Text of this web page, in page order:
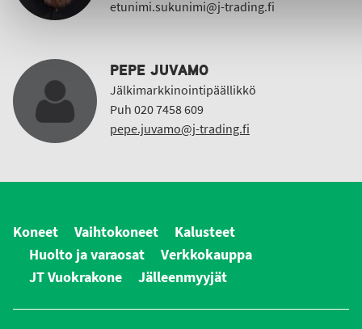
etunimi.sukunimi@j-trading.fi
PEPE JUVAMO
Jälkimarkkinointipäällikkö
Puh 020 7458 609
pepe.juvamo@j-trading.fi
Koneet Vaihtokoneet
Kalusteet
Huolto ja varaosat
Verkkokauppa
JT Vuokrakone
Jälleenmyyjät